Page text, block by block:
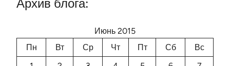
Архив блога:
Июнь 2015
Пн
Вт Ср Чт Пт Сб
Вс